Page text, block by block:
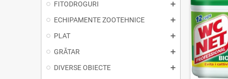
FITODROGURI
ECHIPAMENTE ZOOTEHNICE
PLAT
GRĂTAR
DIVERSE OBIECTE